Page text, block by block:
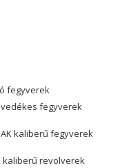
fegyverek
fegyverek
kaliberű fegyverek
kaliberű revolverek